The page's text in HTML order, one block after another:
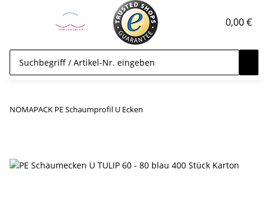
0,00 €
NOMAPACK PE Schaumprofil U Ecken